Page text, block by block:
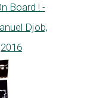
Board ! -
Djob,
2016